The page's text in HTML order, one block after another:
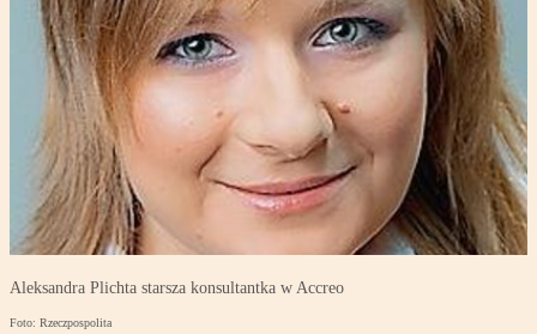
Aleksandra Plichta starsza konsultantka w Accreo
Foto: Rzeczpospolita